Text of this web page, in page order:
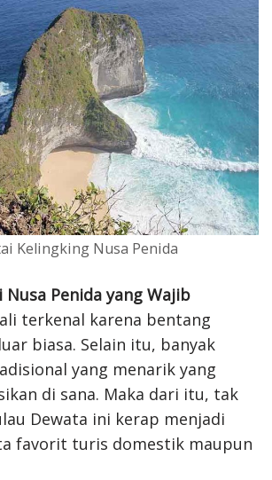
Kelingking Nusa Penida
Nusa Penida yang Wajib
terkenal karena bentang
biasa. Selain itu, banyak
yang menarik yang
di sana. Maka dari itu, tak
Dewata ini kerap menjadi
favorit turis domestik maupun